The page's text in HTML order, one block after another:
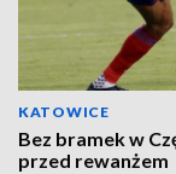
KATOWICE
Bez bramek w
przed rewanżem